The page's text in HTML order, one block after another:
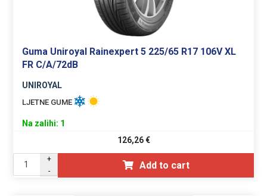
Guma Uniroyal Rainexpert 5 225/65 R17 106V XL
FR C/A/72dB
UNIROYAL
LJETNE GUME
Na zalihi: 1
126,26€
+
-
Add to cart